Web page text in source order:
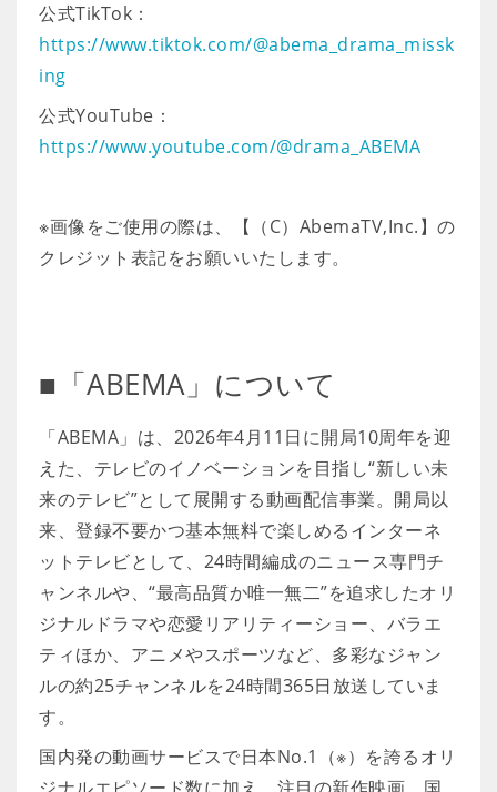
公式TikTok：
https://www.tiktok.com/@abema_drama_missk
ing
公式YouTube：
https://www.youtube.com/@drama_ABEMA
※画像をご使用の際は、【（C）AbemaTV,Inc.】の
クレジット表記をお願いいたします。
■「ABEMA」について
「ABEMA」は、2026年4月11日に開局10周年を迎
えた、テレビのイノベーションを目指し“新しい未
来のテレビ”として展開する動画配信事業。開局以
来、登録不要かつ基本無料で楽しめるインターネ
ットテレビとして、24時間編成のニュース専門チ
ャンネルや、“最高品質か唯一無二”を追求したオリ
ジナルドラマや恋愛リアリティーショー、バラエ
ティほか、アニメやスポーツなど、多彩なジャン
ルの約25チャンネルを24時間365日放送していま
す。
国内発の動画サービスで日本No.1（※）を誇るオリ